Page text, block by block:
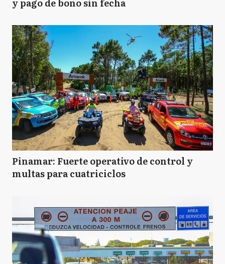
y pago de bono sin fecha
Pinamar: Fuerte operativo de control y
multas para cuatriciclos